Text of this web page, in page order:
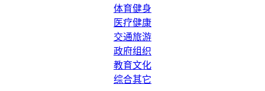
体育健身
医疗健康
交通旅游
政府组织
教育文化
综合其它